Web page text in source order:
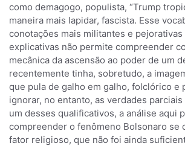
como demagogo, populista, “Trump
maneira mais lapidar, fascista. Esse
conotações mais militantes e pejorativas
explicativas não permite compreender
mecânica da ascensão ao poder de um
recentemente tinha, sobretudo, a
que pula de galho em galho, folclórico e
ignorar, no entanto, as verdades
um desses qualificativos, a análise aqui
compreender o fenômeno Bolsonaro se
fator religioso, que não foi ainda